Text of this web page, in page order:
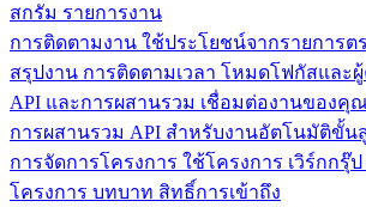
สกรัม รายการงาน
การติดตามงาน ใช้ประโยชน์จากรายการต
สรุปงาน การติดตามเวลา โหมดโฟกัสและ
API และการผสานรวม เชื่อมต่องานของคุ
การผสานรวม API สำหรับงานอัตโนมัติขั้น
การจัดการโครงการ ใช้โครงการ เวิร์กกรุ๊
โครงการ บทบาท สิทธิ์การเข้าถึง